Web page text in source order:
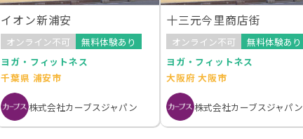
イオン新浦安
オンライン不可
無料体験あり
ヨガ・フィットネス
千葉県 浦安市
株式会社カーブスジャパン
十三元今里商店街
オンライン不可
無料体験あり
ヨガ・フィットネス
大阪府 大阪市
株式会社カーブスジャパン